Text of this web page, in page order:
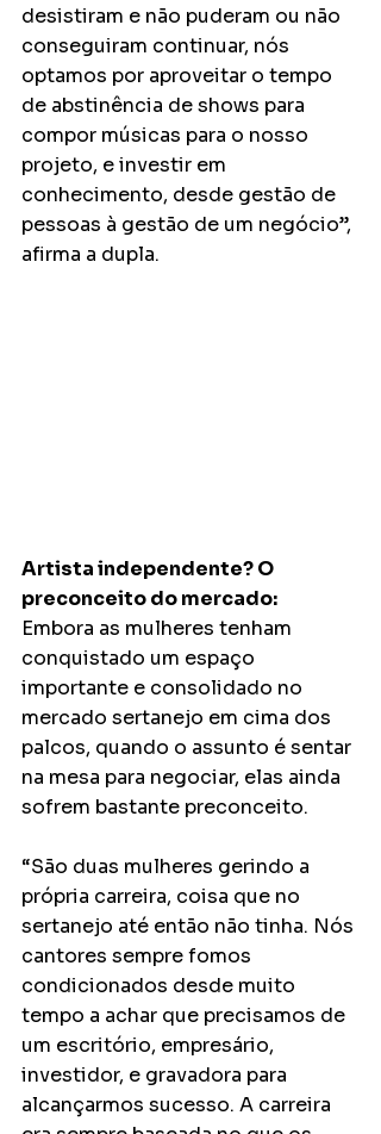
desistiram e não puderam ou não
conseguiram continuar, nós
optamos por aproveitar o tempo
de abstinência de shows para
compor músicas para o nosso
projeto, e investir em
conhecimento, desde gestão de
pessoas à gestão de um negócio”,
afirma a dupla.
Artista independente? O
preconceito do mercado:
Embora as mulheres tenham
conquistado um espaço
importante e consolidado no
mercado sertanejo em cima dos
palcos, quando o assunto é sentar
na mesa para negociar, elas ainda
sofrem bastante preconceito.
“São duas mulheres gerindo a
própria carreira, coisa que no
sertanejo até então não tinha. Nós
cantores sempre fomos
condicionados desde muito
tempo a achar que precisamos de
um escritório, empresário,
investidor, e gravadora para
alcançarmos sucesso. A carreira